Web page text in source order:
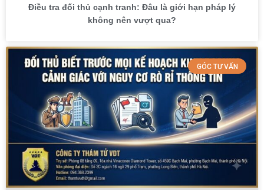
Điều tra đối thủ cạnh tranh: Đâu là giới hạn pháp lý
không nên vượt qua?
GÓC TƯ VẤN